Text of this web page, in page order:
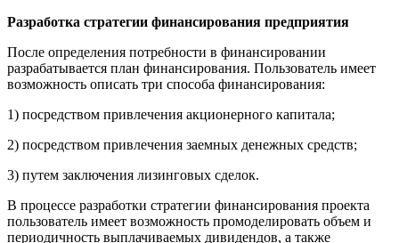
Разработка стратегии финансирования предприятия
После определения потребности в финансировании
разрабатывается план финансирования. Пользователь имеет
возможность описать три способа финансирования:
1) посредством привлечения акционерного капитала;
2) посредством привлечения заемных денежных средств;
3) путем заключения лизинговых сделок.
В процессе разработки стратегии финансирования проекта
пользователь имеет возможность промоделировать объем и
периодичность выплачиваемых дивидендов, а также